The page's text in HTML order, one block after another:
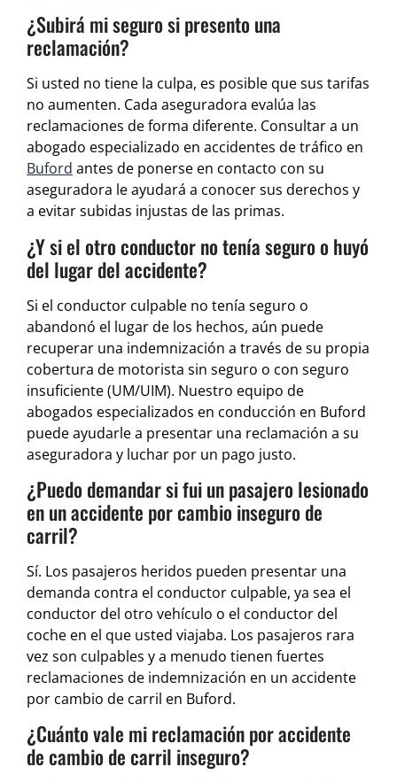
¿Subirá mi seguro si presento una
reclamación?
Si usted no tiene la culpa, es posible que sus tarifas
no aumenten. Cada aseguradora evalúa las
reclamaciones de forma diferente. Consultar a un
abogado especializado en accidentes de tráfico en
Buford antes de ponerse en contacto con su
aseguradora le ayudará a conocer sus derechos y
a evitar subidas injustas de las primas.
¿Y si el otro conductor no tenía seguro o huyó
del lugar del accidente?
Si el conductor culpable no tenía seguro o
abandonó el lugar de los hechos, aún puede
recuperar una indemnización a través de su propia
cobertura de motorista sin seguro o con seguro
insuficiente (UM/UIM). Nuestro equipo de
abogados especializados en conducción en Buford
puede ayudarle a presentar una reclamación a su
aseguradora y luchar por un pago justo.
¿Puedo demandar si fui un pasajero lesionado
en un accidente por cambio inseguro de
carril?
Sí. Los pasajeros heridos pueden presentar una
demanda contra el conductor culpable, ya sea el
conductor del otro vehículo o el conductor del
coche en el que usted viajaba. Los pasajeros rara
vez son culpables y a menudo tienen fuertes
reclamaciones de indemnización en un accidente
por cambio de carril en Buford.
¿Cuánto vale mi reclamación por accidente
de cambio de carril inseguro?